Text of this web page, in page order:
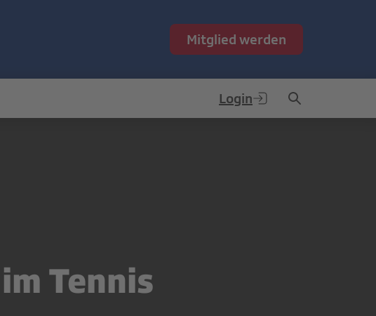
Mitglied werden
Login
Tennis